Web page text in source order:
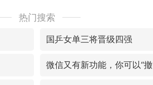
热门搜索
国乒女单三将晋级四强